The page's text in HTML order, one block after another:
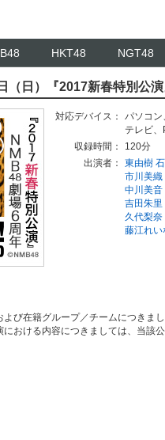
HKT48 NGT48
（日）『2017新春特別公
対応デバイス： パソコン
テレビ、
収録時間：
120分
出演者：
東由樹
市川美織
中川美音
吉田朱里
久代梨奈
藤江れい
び在籍グループ／チームにつきま
おける内容につきましては、当該